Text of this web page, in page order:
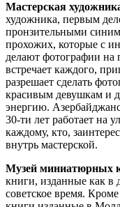
Мастерская
художника, первым
пронзительными
прохожих, которые с
делают фотографии
встречает каждого,
разрешает сделать
красивым девушкам и
энергию.
30-ти лет работает на
каждому, кто,
внутрь мастерской.
Музей миниатюрных
книги, изданные как в
советское время.